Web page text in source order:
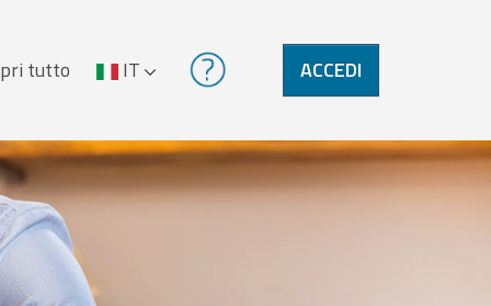
tutto IT ACCEDI